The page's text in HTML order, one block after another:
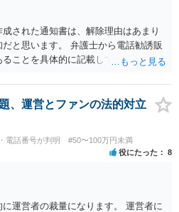
された通知書は、解除理由はあまり
と思います。 弁護士から電話勧誘販
ことを具体的に記載して返金を求め
がない、低い金額しか返金を提案し
ることを検討する必要があります。 セ
り扱っている弁護士の紹介を受けられ
。
、運営とファンの法的対立
電話番号が判明 #50〜100万円未満
役にたった 8
運営者の裁量になります。 運営者に